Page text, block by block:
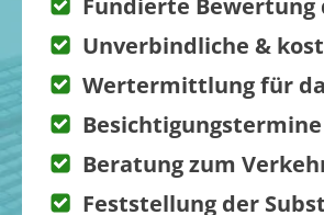
Fundierte
Unverbindliche &
Wertermittlung für
Beratung zum
Feststellung der